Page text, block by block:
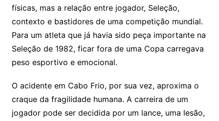
físicas, mas a relação entre jogador, Seleção,
contexto e bastidores de uma competição mundial.
Para um atleta que já havia sido peça importante na
Seleção de 1982, ficar fora de uma Copa carregava
peso esportivo e emocional.
O acidente em Cabo Frio, por sua vez, aproxima o
craque da fragilidade humana. A carreira de um
jogador pode ser decidida por um lance, uma lesão,